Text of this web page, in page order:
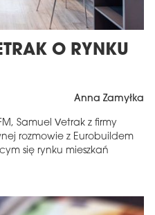
O RYNKU
Anna Zamyłka
Samuel Vetrak z firmy
rozmowie z Eurobuildem
się rynku mieszkań